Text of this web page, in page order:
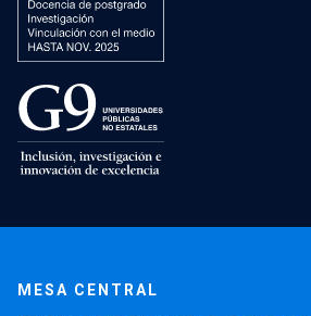
MESA CENTRAL